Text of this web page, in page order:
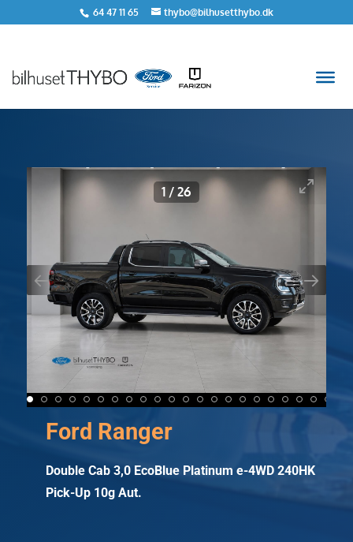
64 47 11 65 thybo@bilhusetthybo.dk
<Tilbage til søgeresultat
1 /26
Ford Ranger
Double Cab 3,0 EcoBlue Platinum e-4WD 240HK
Pick-Up 10g Aut.